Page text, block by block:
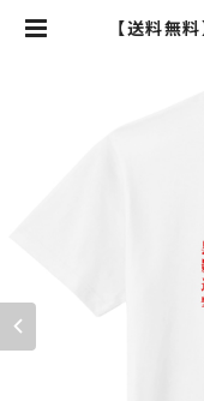
【送料無